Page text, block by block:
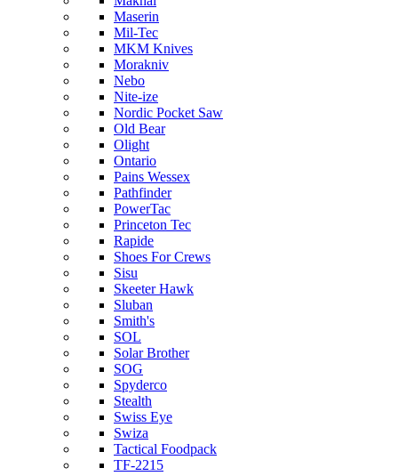
Maserin
Mil-Tec
MKM Knives
Morakniv
Nebo
Nite-ize
Nordic Pocket Saw
Old Bear
Olight
Ontario
Pains Wessex
Pathfinder
PowerTac
Princeton Tec
Rapide
Shoes For Crews
Sisu
Skeeter Hawk
Sluban
Smith's
SOL
Solar Brother
SOG
Spyderco
Stealth
Swiss Eye
Swiza
Tactical Foodpack
TF-2215